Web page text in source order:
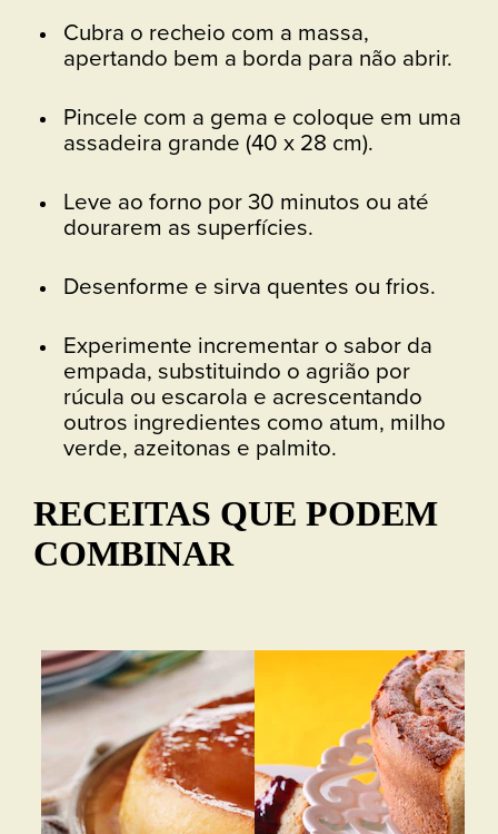
Cubra o recheio com a massa,
apertando bem a borda para não abrir.
Pincele com a gema e coloque em uma
assadeira grande (40 x 28 cm).
Leve ao forno por 30 minutos ou até
dourarem as superfícies.
Desenforme e sirva quentes ou frios.
Experimente incrementar o sabor da
empada, substituindo o agrião por
rúcula ou escarola e acrescentando
outros ingredientes como atum, milho
verde, azeitonas e palmito.
RECEITAS QUE PODEM
COMBINAR